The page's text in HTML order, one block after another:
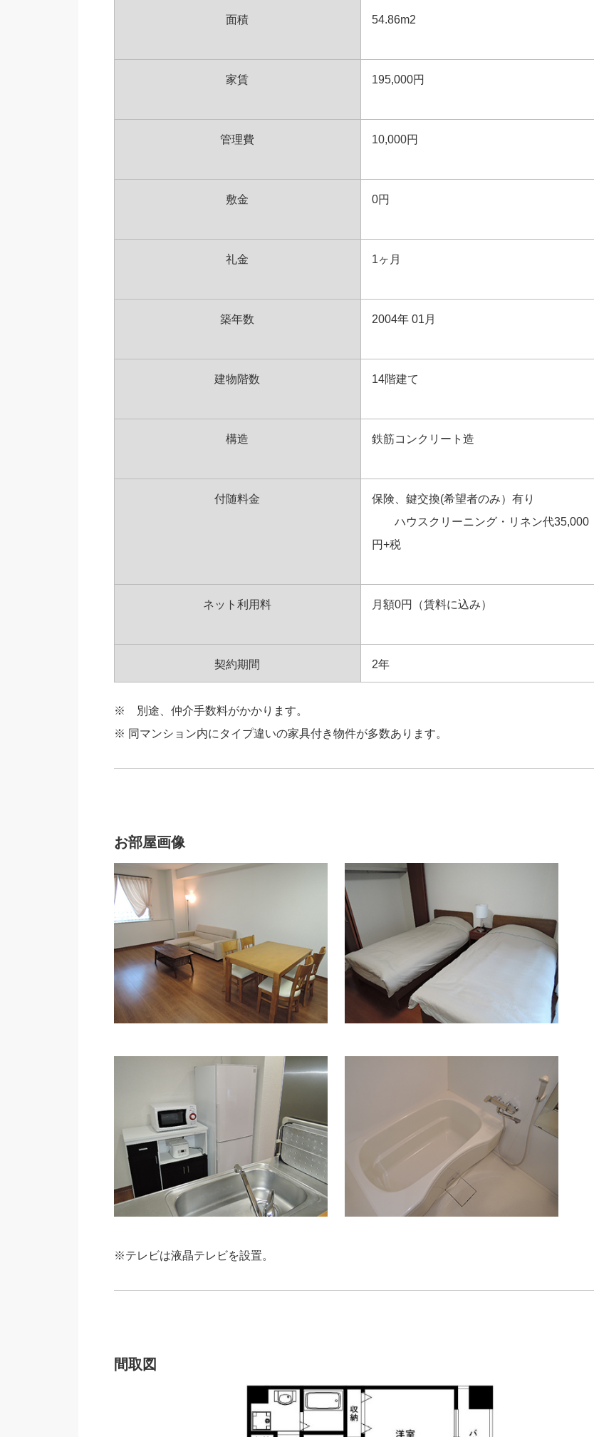
面積 54.86m2
家賃 195,000円
管理費 10,000円
敷金 0円
礼金 1ヶ月
築年数 2004年 01月
建物階数 14階建て
構造 鉄筋コンクリート造
付随料金
保険、鍵交換(希望者のみ）有り
ハウスクリーニング・リネン代35,000
円+税
ネット利用料 月額0円（賃料に込み）
契約期間 2年
※ 別途、仲介手数料がかかります。
※ 同マンション内にタイプ違いの家具付き物件が多数あります。
お部屋画像
※テレビは液晶テレビを設置。
間取図